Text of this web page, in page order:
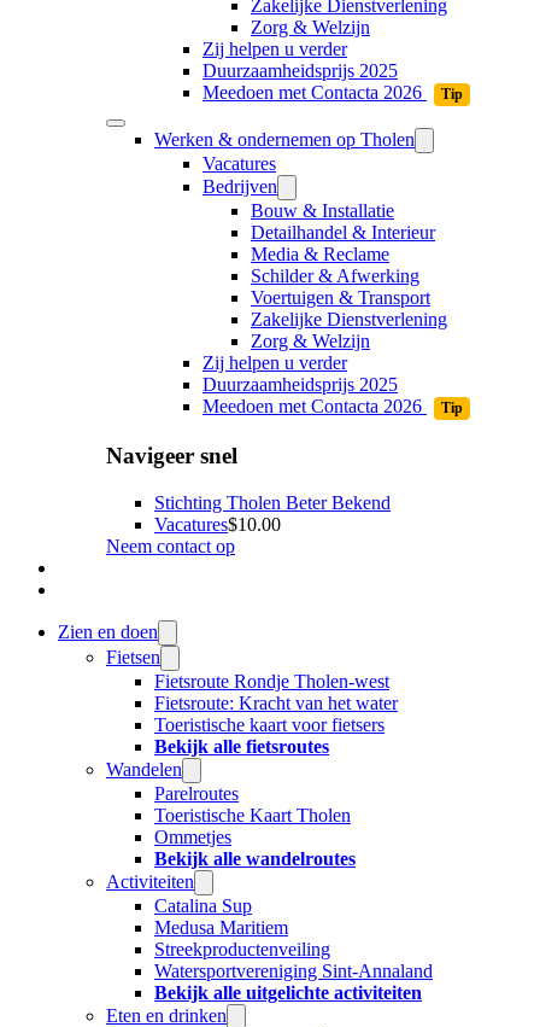
Zakelijke Dienstverlening
Zorg & Welzijn
Zij helpen u verder
Duurzaamheidsprijs 2025
Meedoen met Contacta 2026
Tip
Werken & ondernemen op Tholen
Vacatures
Bedrijven
Bouw & Installatie
Detailhandel & Interieur
Media & Reclame
Schilder & Afwerking
Voertuigen & Transport
Zakelijke Dienstverlening
Zorg & Welzijn
Zij helpen u verder
Duurzaamheidsprijs 2025
Meedoen met Contacta 2026
Tip
Navigeer snel
Stichting Tholen Beter Bekend
Vacatures$10.00
Neem contact op
Zien en doen
Fietsen
Fietsroute Rondje Tholen-west
Fietsroute: Kracht van het water
Toeristische kaart voor fietsers
Bekijk alle fietsroutes
Wandelen
Parelroutes
Toeristische Kaart Tholen
Ommetjes
Bekijk alle wandelroutes
Activiteiten
Catalina Sup
Medusa Maritiem
Streekproductenveiling
Watersportvereniging Sint-Annaland
Bekijk alle uitgelichte activiteiten
Eten en drinken